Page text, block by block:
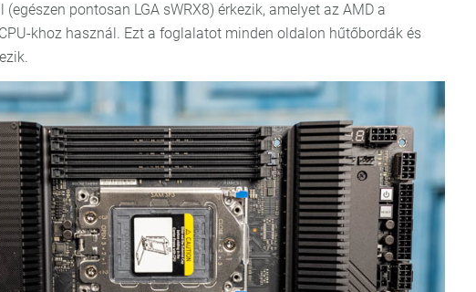
pontosan LGA sWRX8) érkezik, amelyet az AMD a
khoz használ. Ezt a foglalatot minden oldalon hűtőbordák és